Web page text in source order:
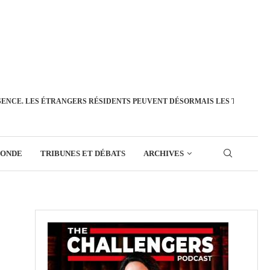
LES ÉTRANGERS RÉSIDENTS PEUVENT DÉSORMAIS LES
TRIBUNES ET DÉBATS ARCHIVES